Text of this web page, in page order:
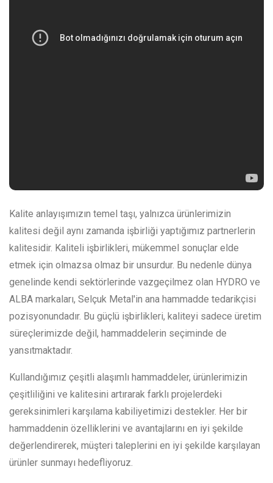
Kalite anlayışımızın temel taşı, yalnızca ürünlerimizin
kalitesi değil aynı zamanda işbirliği yaptığımız partnerlerin
kalitesidir. Kaliteli işbirlikleri, mükemmel sonuçlar elde
etmek için olmazsa olmaz bir unsurdur. Bu nedenle dünya
genelinde kendi sektörlerinde vazgeçilmez olan HYDRO ve
ALBA markaları, Selçuk Metal'in ana hammadde tedarikçisi
pozisyonundadır. Bu güçlü işbirlikleri, kaliteyi sadece üretim
süreçlerimizde değil, hammaddelerin seçiminde de
yansıtmaktadır.
Kullandığımız çeşitli alaşımlı hammaddeler, ürünlerimizin
çeşitliliğini ve kalitesini artırarak farklı projelerdeki
gereksinimleri karşılama kabiliyetimizi destekler. Her bir
hammaddenin özelliklerini ve avantajlarını en iyi şekilde
değerlendirerek, müşteri taleplerini en iyi şekilde karşılayan
ürünler sunmayı hedefliyoruz.